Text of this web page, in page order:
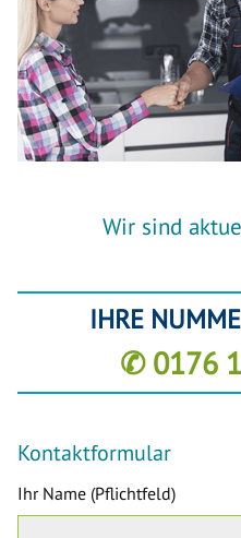
Wir sind
IHRE
✆ 0176
Kontaktformular
Ihr Name (Pflichtfeld)